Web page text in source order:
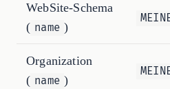
WebSite-Schema
( name )
Organization
( name )